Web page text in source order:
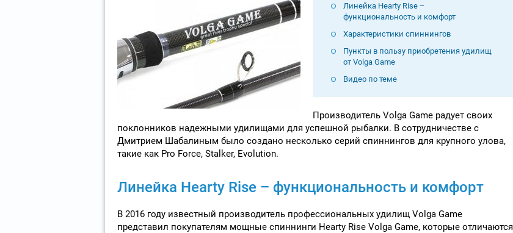
Линейка Hearty Rise –
функциональность и комфорт
Характеристики спиннингов
Пункты в пользу приобретения удилищ
от Volga Game
Видео по теме
Производитель Volga Game радует своих
поклонников надежными удилищами для успешной рыбалки. В сотрудничестве с
Дмитрием Шабалиным было создано несколько серий спиннингов для крупного улова,
такие как Pro Force, Stalker, Evolution.
Линейка Hearty Rise – функциональность и комфорт
В 2016 году известный производитель профессиональных удилищ Volga Game
представил покупателям мощные спиннинги Hearty Rise Volga Game, которые отличаются